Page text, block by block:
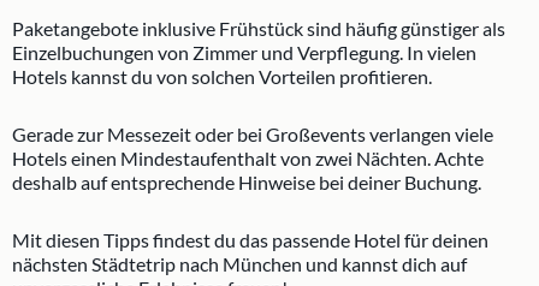
Paketangebote inklusive Frühstück sind häufig günstiger als
Einzelbuchungen von Zimmer und Verpflegung. In vielen
Hotels kannst du von solchen Vorteilen profitieren.
Gerade zur Messezeit oder bei Großevents verlangen viele
Hotels einen Mindestaufenthalt von zwei Nächten. Achte
deshalb auf entsprechende Hinweise bei deiner Buchung.
Mit diesen Tipps findest du das passende Hotel für deinen
nächsten Städtetrip nach München und kannst dich auf